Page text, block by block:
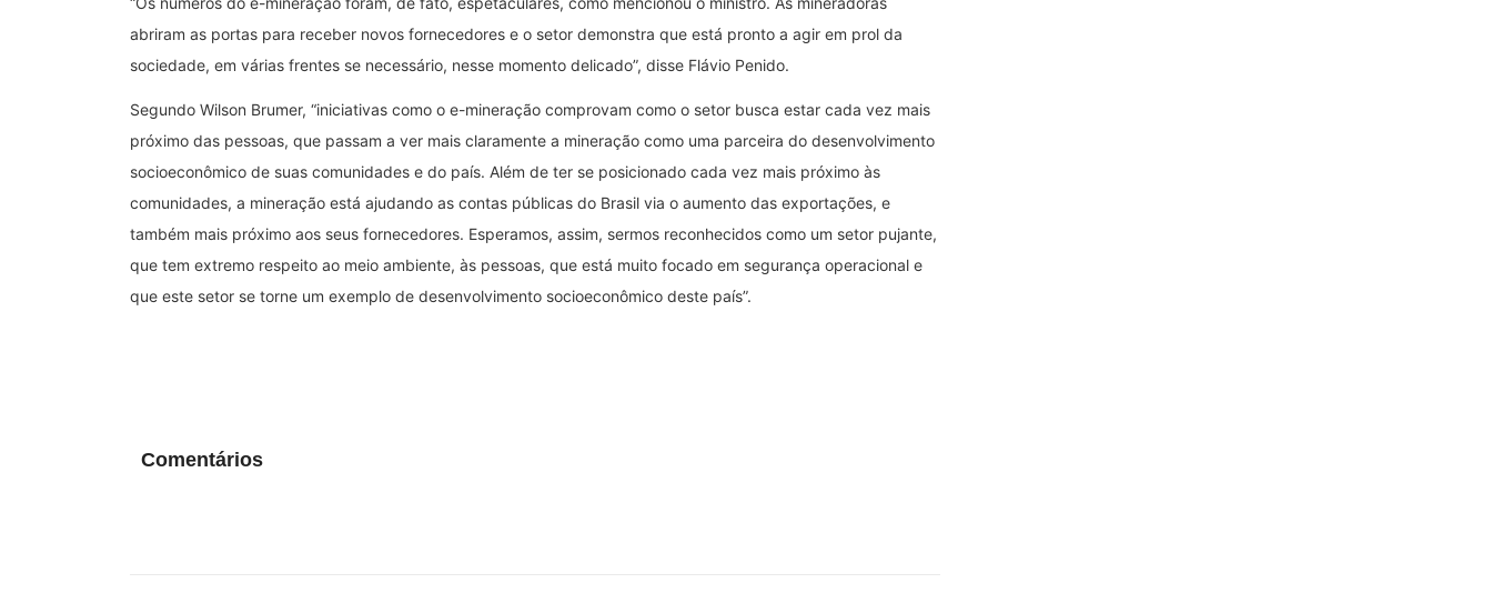
abriram as portas para receber novos fornecedores e o setor demonstra que está pronto a agir em prol da
sociedade, em várias frentes se necessário, nesse momento delicado”, disse Flávio Penido.
Segundo Wilson Brumer, “iniciativas como o e-mineração comprovam como o setor busca estar cada vez mais
próximo das pessoas, que passam a ver mais claramente a mineração como uma parceira do desenvolvimento
socioeconômico de suas comunidades e do país. Além de ter se posicionado cada vez mais próximo às
comunidades, a mineração está ajudando as contas públicas do Brasil via o aumento das exportações, e
também mais próximo aos seus fornecedores. Esperamos, assim, sermos reconhecidos como um setor pujante,
que tem extremo respeito ao meio ambiente, às pessoas, que está muito focado em segurança operacional e
que este setor se torne um exemplo de desenvolvimento socioeconômico deste país”.
Comentários